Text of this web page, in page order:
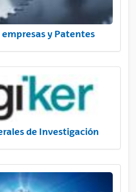
y Patentes
de Investigación